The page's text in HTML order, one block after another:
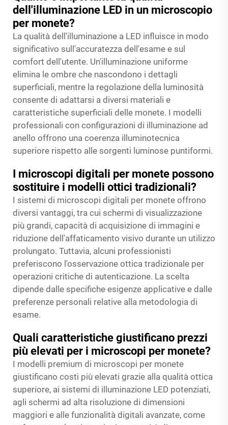
dell'illuminazione LED in un microscopio
per monete?
La qualità dell'illuminazione a LED influisce in modo
significativo sull'accuratezza dell'esame e sul
comfort dell'utente. Un'illuminazione uniforme
elimina le ombre che nascondono i dettagli
superficiali, mentre la regolazione della luminosità
consente di adattarsi a diversi materiali e
caratteristiche superficiali delle monete. I modelli
professionali con configurazioni di illuminazione ad
anello offrono una coerenza illuminotecnica
superiore rispetto alle sorgenti luminose puntiformi.
I microscopi digitali per monete possono
sostituire i modelli ottici tradizionali?
I sistemi di microscopi digitali per monete offrono
diversi vantaggi, tra cui schermi di visualizzazione
più grandi, capacità di acquisizione di immagini e
riduzione dell'affaticamento visivo durante un utilizzo
prolungato. Tuttavia, alcuni professionisti
preferiscono l'osservazione ottica tradizionale per
operazioni critiche di autenticazione. La scelta
dipende dalle specifiche esigenze applicative e dalle
preferenze personali relative alla metodologia di
esame.
Quali caratteristiche giustificano prezzi
più elevati per i microscopi per monete?
I modelli premium di microscopi per monete
giustificano costi più elevati grazie alla qualità ottica
superiore, ai sistemi di illuminazione LED potenziati,
agli schermi ad alta risoluzione di dimensioni
maggiori e alle funzionalità digitali avanzate, come